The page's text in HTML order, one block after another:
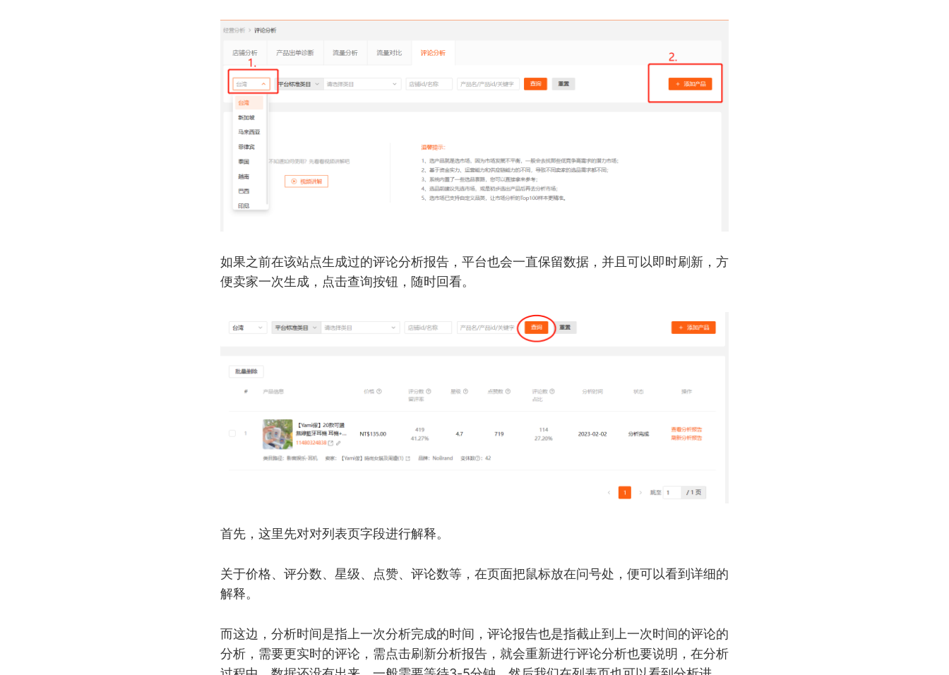
如果之前在该站点生成过的评论分析报告，平台也会一直保留数据，并且可以即时刷新，方
便卖家一次生成，点击查询按钮，随时回看。
首先，这里先对对列表页字段进行解释。
关于价格、评分数、星级、点赞、评论数等，在页面把鼠标放在问号处，便可以看到详细的
解释。
而这边，分析时间是指上一次分析完成的时间，评论报告也是指截止到上一次时间的评论的
分析，需要更实时的评论，需点击刷新分析报告，就会重新进行评论分析也要说明，在分析